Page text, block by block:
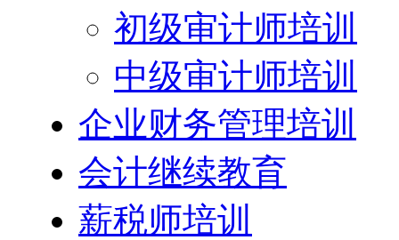
初级审计师培训
中级审计师培训
企业财务管理培训
会计继续教育
薪税师培训